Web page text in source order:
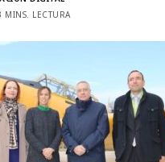
MINS. LECTURA